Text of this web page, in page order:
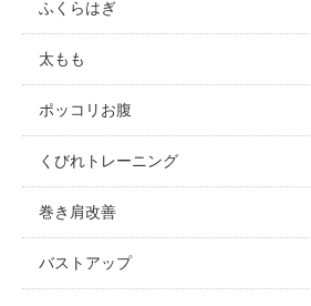
ふくらはぎ
太もも
ポッコリお腹
くびれトレーニング
巻き肩改善
バストアップ